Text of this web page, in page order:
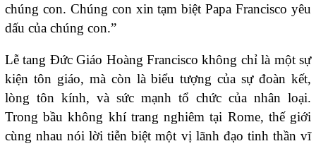
chúng con. Chúng con xin tạm biệt Papa Francisco yêu
dấu của chúng con.”
Lễ tang Đức Giáo Hoàng Francisco không chỉ là một sự
kiện tôn giáo, mà còn là biểu tượng của sự đoàn kết,
lòng tôn kính, và sức mạnh tổ chức của nhân loại.
Trong bầu không khí trang nghiêm tại Rome, thế giới
cùng nhau nói lời tiễn biệt một vị lãnh đạo tinh thần vĩ